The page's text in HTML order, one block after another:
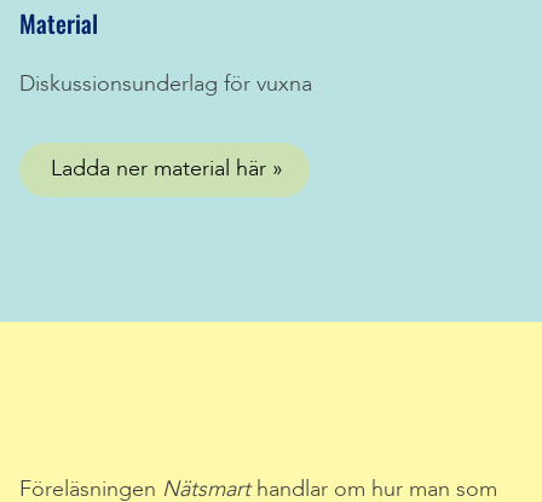
Föreläsningen Nätsmarthandlar om hur man som
Material
Diskussionsunderlag för vuxna
Ladda ner material här